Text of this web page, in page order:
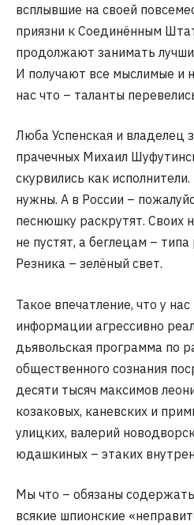
всплывшие на своей
приязни к Соединённым
продолжают занимать
И получают все мыслимые и
нас что – таланты
Люба Успенская и владелец
прачечных Михаил
скурвились как
нужны. А в России –
песнюшку раскрутят. Своих
не пустят, а беглецам –
Резника – зелёный свет.
Такое впечатление, что у
информации агрессивно
дьявольская программа по
общественного сознания
десяти тысяч максимов
козаковых, каневских и
улицких, валерий
юдашкиных – этаких
Мы что – обязаны
всякие шпионские